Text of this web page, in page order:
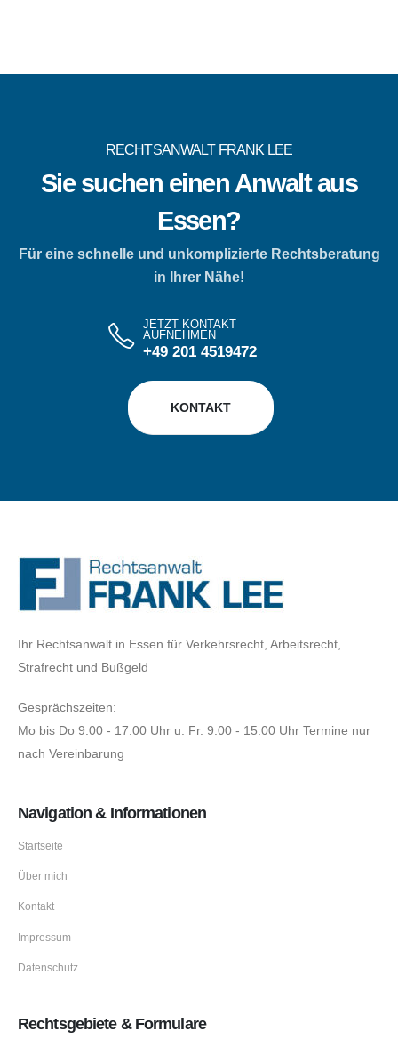
RECHTSANWALT FRANK LEE
Sie suchen einen Anwalt aus
Essen?
Für eine schnelle und unkomplizierte Rechtsberatung
in Ihrer Nähe!
JETZT KONTAKT
AUFNEHMEN
+49 201 4519472
KONTAKT
Ihr Rechtsanwalt in Essen für Verkehrsrecht, Arbeitsrecht,
Strafrecht und Bußgeld
Gesprächszeiten:
Mo bis Do 9.00 - 17.00 Uhr u. Fr. 9.00 - 15.00 Uhr Termine nur
nach Vereinbarung
Navigation & Informationen
Startseite
Über mich
Kontakt
Impressum
Datenschutz
Rechtsgebiete & Formulare